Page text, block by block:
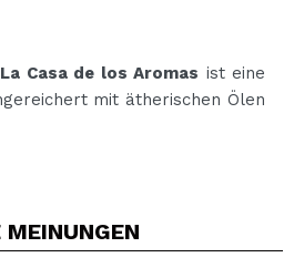
Casa de los Aromas ist eine
mit ätherischen Ölen
der ideal zum Beduften von
MEINUNGEN